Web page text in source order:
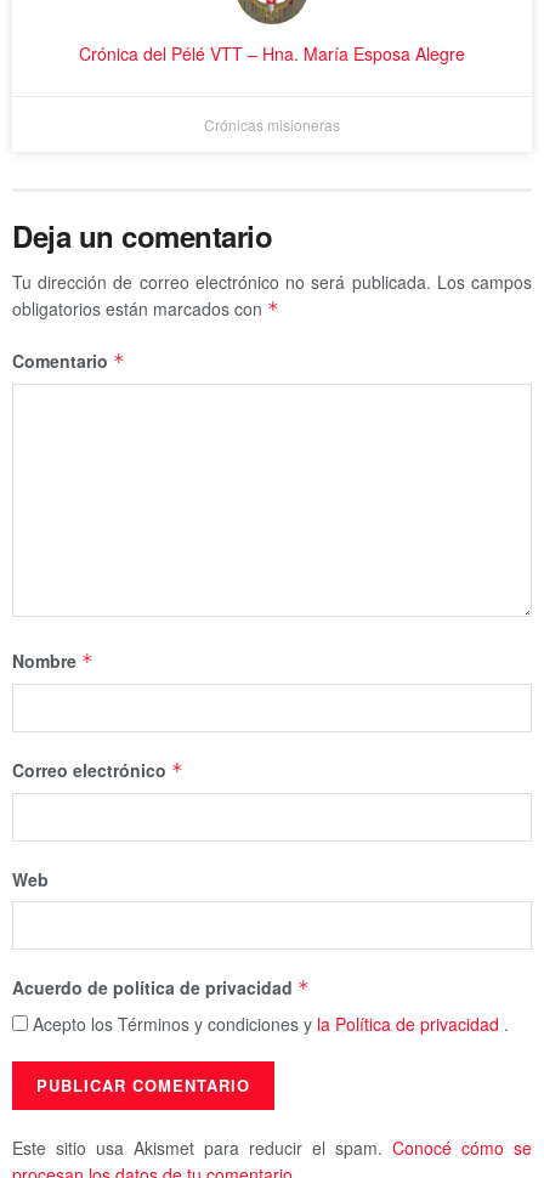
Crónica del Pélé VTT – Hna. María Esposa Alegre
Crónicas misioneras
Deja un comentario
Tu dirección de correo electrónico no será publicada. Los campos
obligatorios están marcados con *
Comentario *
Nombre *
Correo electrónico *
Web
Acuerdo de política de privacidad *
Acepto los Términos y condiciones y la Política de privacidad .
Este sitio usa Akismet para reducir el spam. Conocé cómo se